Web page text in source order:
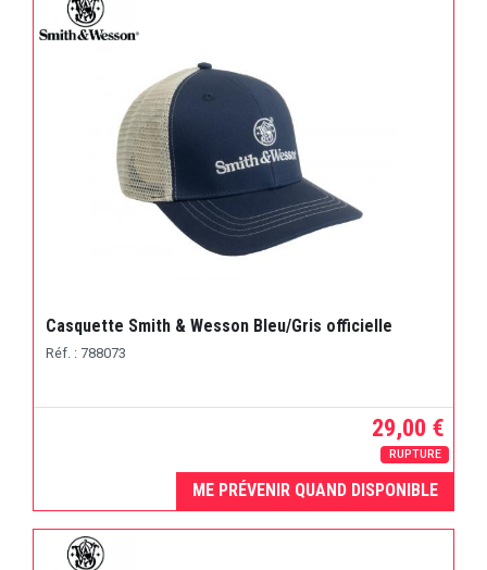
Casquette Smith & Wesson Bleu/Gris officielle
Réf. : 788073
29,00 €
RUPTURE
ME PRÉVENIR QUAND DISPONIBLE